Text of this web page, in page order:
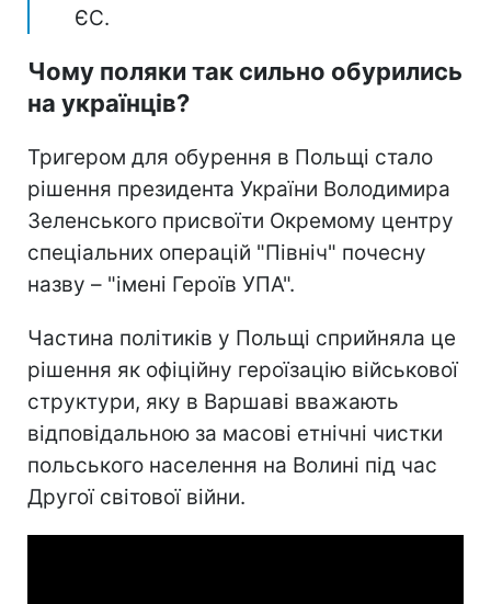
ЄС.
Чому поляки так сильно обурились
на українців?
Тригером для обурення в Польщі стало
рішення президента України Володимира
Зеленського присвоїти Окремому центру
спеціальних операцій "Північ" почесну
назву – "імені Героїв УПА".
Частина політиків у Польщі сприйняла це
рішення як офіційну героїзацію військової
структури, яку в Варшаві вважають
відповідальною за масові етнічні чистки
польського населення на Волині під час
Другої світової війни.